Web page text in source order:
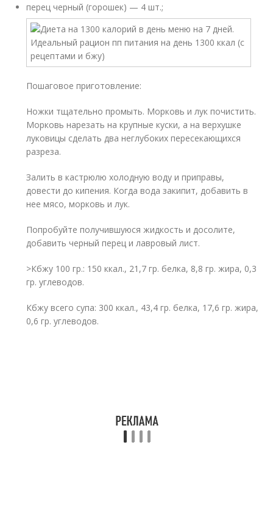
перец черный (горошек) — 4 шт.;
Пошаговое приготовление:
Ножки тщательно промыть. Морковь и лук почистить.
Морковь нарезать на крупные куски, а на верхушке
луковицы сделать два неглубоких пересекающихся
разреза.
Залить в кастрюлю холодную воду и приправы,
довести до кипения. Когда вода закипит, добавить в
нее мясо, морковь и лук.
Попробуйте получившуюся жидкость и досолите,
добавить черный перец и лавровый лист.
>Кбжу 100 гр.: 150 ккал., 21,7 гр. белка, 8,8 гр. жира, 0,3
гр. углеводов.
Кбжу всего супа: 300 ккал., 43,4 гр. белка, 17,6 гр. жира,
0,6 гр. углеводов.